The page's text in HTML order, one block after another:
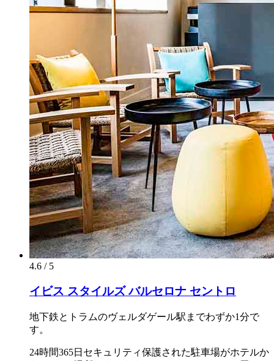
4.6 / 5
イビス スタイルズ バルセロナ セントロ
地下鉄とトラムのヴェルダゲール駅までわずか1分で
す。
24時間365日セキュリティ保護された駐車場がホテルか